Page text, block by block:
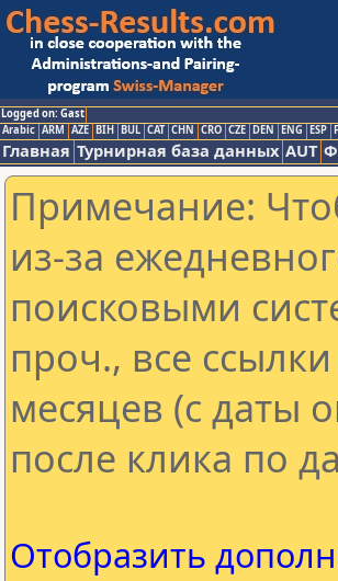
Logged on: Gast
Arabic ARM AZE BIH BUL CAT CHN CRO CZE DEN ENG ESP
Главная Турнирная база данных AUT
Примечание:
из-за
поисковыми
проч., все
месяцев (с даты
после клика по
Отобразить